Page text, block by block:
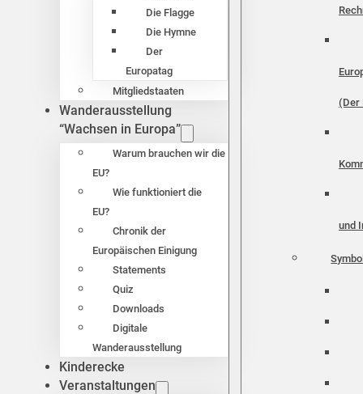
Die Flagge
Die Hymne
Der
Europatag
Mitgliedstaaten
Wanderausstellung
“Wachsen in Europa”
Warum brauchen wir die
EU?
Wie funktioniert die
EU?
Chronik der
Europäischen Einigung
Statements
Quiz
Downloads
Digitale
Wanderausstellung
Kinderecke
Veranstaltungen
(Der
und